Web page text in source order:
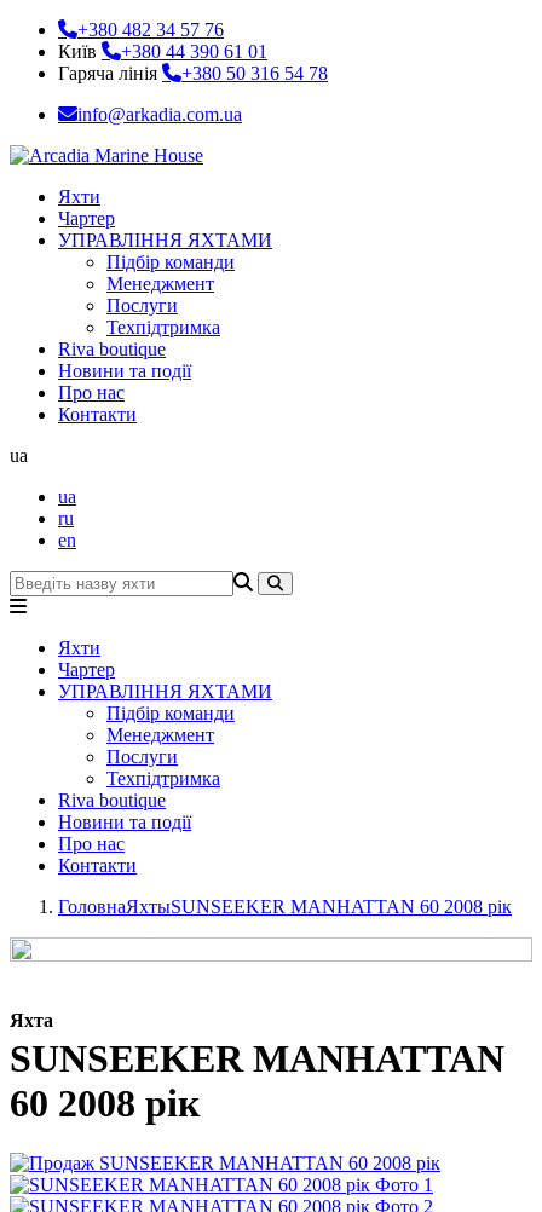
+380 482 34 57 76
Київ
+380 44 390 61 01
Гаряча лінія
+380 50 316 54 78
info@arkadia.com.ua
Яхти
Чартер
УПРАВЛІННЯ ЯХТАМИ
Підбір команди
Менеджмент
Послуги
Техпідтримка
Riva boutique
Новини та події
Про нас
Контакти
ua
ua
ru
en
Яхти
Чартер
УПРАВЛІННЯ ЯХТАМИ
Підбір команди
Менеджмент
Послуги
Техпідтримка
Riva boutique
Новини та події
Про нас
Контакти
ГоловнаЯхтыSUNSEEKER MANHATTAN 60 2008 рік
Яхта
SUNSEEKER MANHATTAN
60 2008 рік